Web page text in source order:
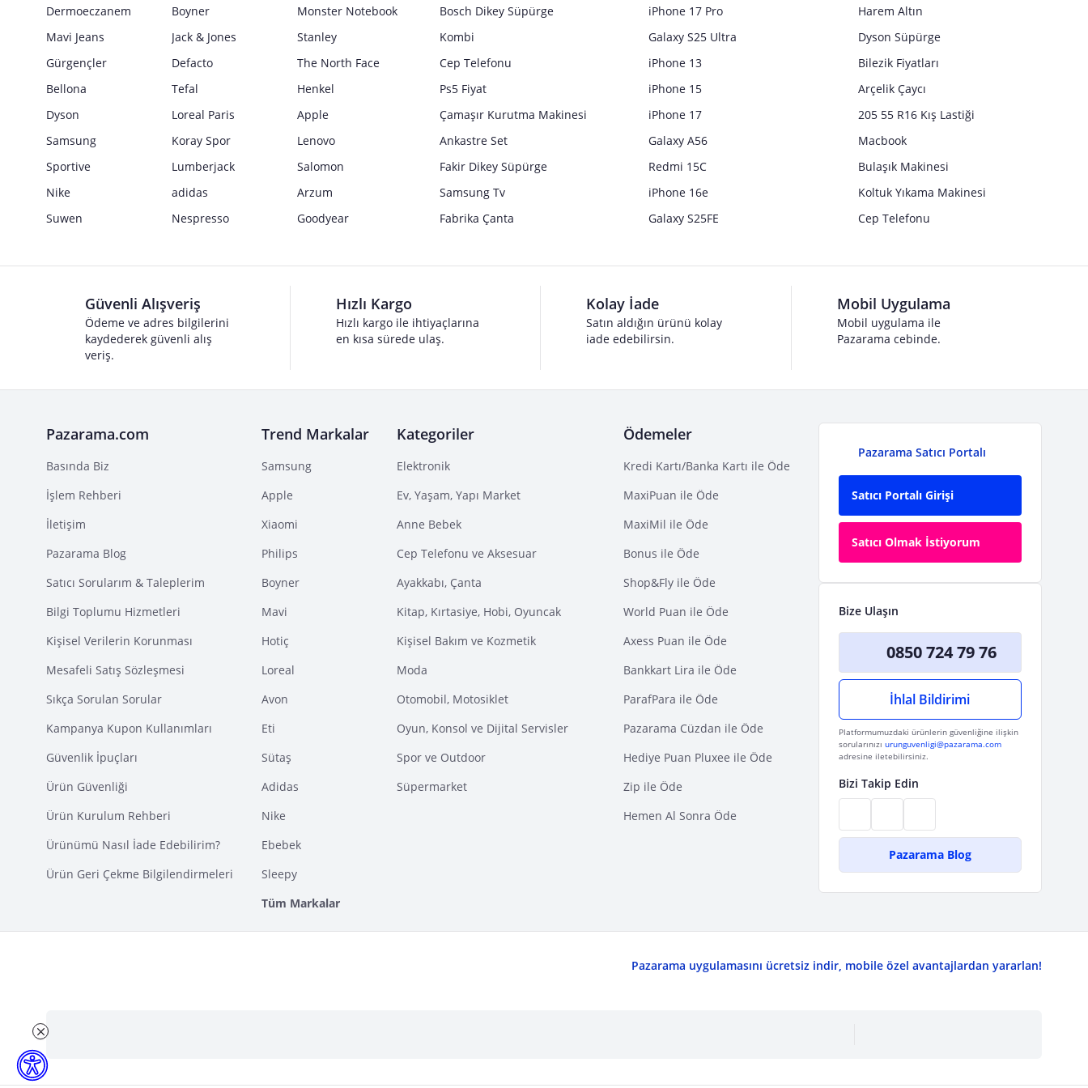
Dermoeczanem
Boyner
Monster Notebook
Mavi Jeans
Jack & Jones
Stanley
Gürgençler
Defacto
The North Face
Bellona
Tefal
Henkel
Dyson
Loreal Paris
Apple
Samsung
Koray Spor
Lenovo
Sportive
Lumberjack
Salomon
Nike
adidas
Arzum
Suwen
Nespresso Goodyear
Bosch Dikey Süpürge
Kombi
Cep Telefonu
Ps5 Fiyat
Çamaşır Kurutma Makinesi
Ankastre Set
Fakir Dikey Süpürge
Samsung Tv
Fabrika Çanta
iPhone 17 Pro
Galaxy S25 Ultra
iPhone 13
iPhone 15
iPhone 17
Galaxy A56
Redmi 15C
iPhone 16e
Galaxy S25FE
Harem Altın
Dyson Süpürge
Bilezik Fiyatları
Arçelik Çaycı
205 55 R16 Kış Lastiği
Macbook
Bulaşık Makinesi
Koltuk Yıkama Makinesi
Cep Telefonu
Güvenli Alışveriş
Ödeme ve adres bilgilerini
kaydederek güvenli alış
veriş.
Hızlı Kargo
Hızlı kargo ile ihtiyaçlarına
en kısa sürede ulaş.
Kolay İade
Satın aldığın ürünü kolay
iade edebilirsin.
Mobil Uygulama
Mobil uygulama ile
Pazarama cebinde.
Pazarama.com
Basında Biz
İşlem Rehberi
İletişim
Pazarama Blog
Satıcı Sorularım & Taleplerim
Bilgi Toplumu Hizmetleri
Kişisel Verilerin Korunması
Mesafeli Satış Sözleşmesi
Sıkça Sorulan Sorular
Kampanya Kupon Kullanımları
Güvenlik İpuçları
Ürün Güvenliği
Ürün Kurulum Rehberi
Ürünümü Nasıl İade Edebilirim?
Ürün Geri Çekme Bilgilendirmeleri
Trend Markalar
Samsung
Apple
Xiaomi
Philips
Boyner
Mavi
Hotiç
Loreal
Avon
Eti
Sütaş
Adidas
Nike
Ebebek
Sleepy
Tüm Markalar
Kategoriler
Elektronik
Ev, Yaşam, Yapı Market
Anne Bebek
Cep Telefonu ve Aksesuar
Ayakkabı, Çanta
Kitap, Kırtasiye, Hobi, Oyuncak
Kişisel Bakım ve Kozmetik
Moda
Otomobil, Motosiklet
Oyun, Konsol ve Dijital Servisler
Spor ve Outdoor
Süpermarket
Ödemeler
Kredi Kartı/Banka Kartı ile Öde
MaxiPuan ile Öde
MaxiMil ile Öde
Bonus ile Öde
Shop&Fly ile Öde
World Puan ile Öde
Axess Puan ile Öde
Bankkart Lira ile Öde
ParafPara ile Öde
Pazarama Cüzdan ile Öde
Hediye Puan Pluxee ile Öde
Zip ile Öde
Hemen Al Sonra Öde
Pazarama Satıcı Portalı
Satıcı Portalı Girişi
Satıcı Olmak İstiyorum
Bize Ulaşın
0850 724 79 76
İhlal Bildirimi
Platformumuzdaki ürünlerin güvenliğine ilişkin
sorularınızı urunguvenligi@pazarama.com
adresine iletebilirsiniz.
Bizi Takip Edin
Pazarama Blog
Pazarama uygulamasını ücretsiz indir, mobile özel avantajlardan yararlan!